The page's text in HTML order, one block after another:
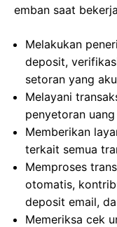
emban saat
Melakukan
deposit,
setoran yang
Melayani
penyetoran
Memberikan
terkait semua
Memproses
otomatis,
deposit email,
Memeriksa cek